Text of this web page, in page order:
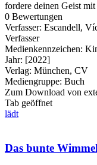
fordere deinen Geist
0 Bewertungen
Verfasser: Escandell,
Verfasser
Medienkennzeichen:
Jahr: [2022]
Verlag: München, CV
Mediengruppe: Buch
Zum Download von
Tab geöffnet
lädt
Das bunte